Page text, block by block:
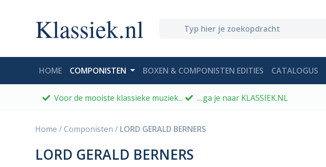
Klassiek.nl
HOME(CURRENT)
COMPONISTEN BOXEN & COMPONISTEN EDITIES CATALOGUS
Voor de mooiste klassieke muziek... ....ga je naar KLASSIEK.NL
Home /Componisten / LORD GERALD BERNERS
LORD GERALD BERNERS